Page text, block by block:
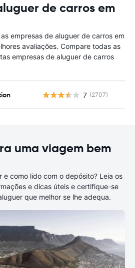
de carros em
empresas de aluguer de carros em
avaliações. Compare todas as
empresas de aluguer de carros
7 (2707)
uma viagem bem
e como lido com o depósito? Leia os
e dicas úteis e certifique-se
que melhor se lhe adequa.